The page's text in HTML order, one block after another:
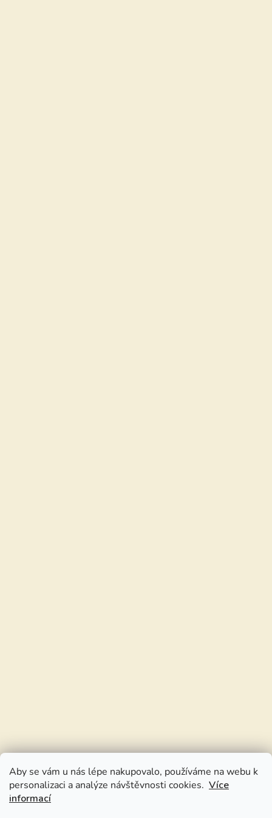
Aby se vám u nás lépe nakupovalo, používáme na webu k
personalizaci a analýze návštěvnosti cookies. Více
informací